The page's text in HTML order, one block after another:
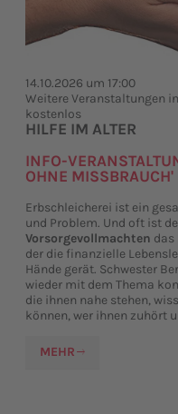
14.10.2026 um 17:00
Weitere Veranstaltungen
kostenlos
HILFE IM ALTER
INFO-
OHNE MISSBRAUCH'
Erbschleicherei ist ein
und Problem. Und oft ist
Vorsorgevollmachten das
der die finanzielle
Hände gerät. Schwester
wieder mit dem Thema
die ihnen nahe stehen,
können, wer ihnen zuhört
MEHR